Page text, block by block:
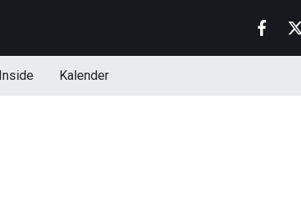
Inside Kalender